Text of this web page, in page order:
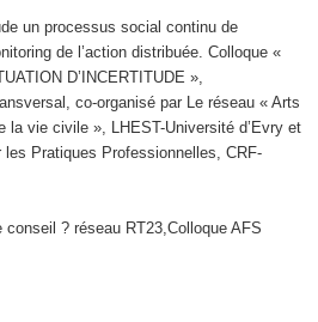
un processus social continu de
de l’action distribuée. Colloque «
D’INCERTITUDE »,
co-organisé par Le réseau « Arts
la vie civile », LHEST-Université d’Evry et
les Pratiques Professionnelles, CRF-
conseil ? réseau RT23,Colloque AFS